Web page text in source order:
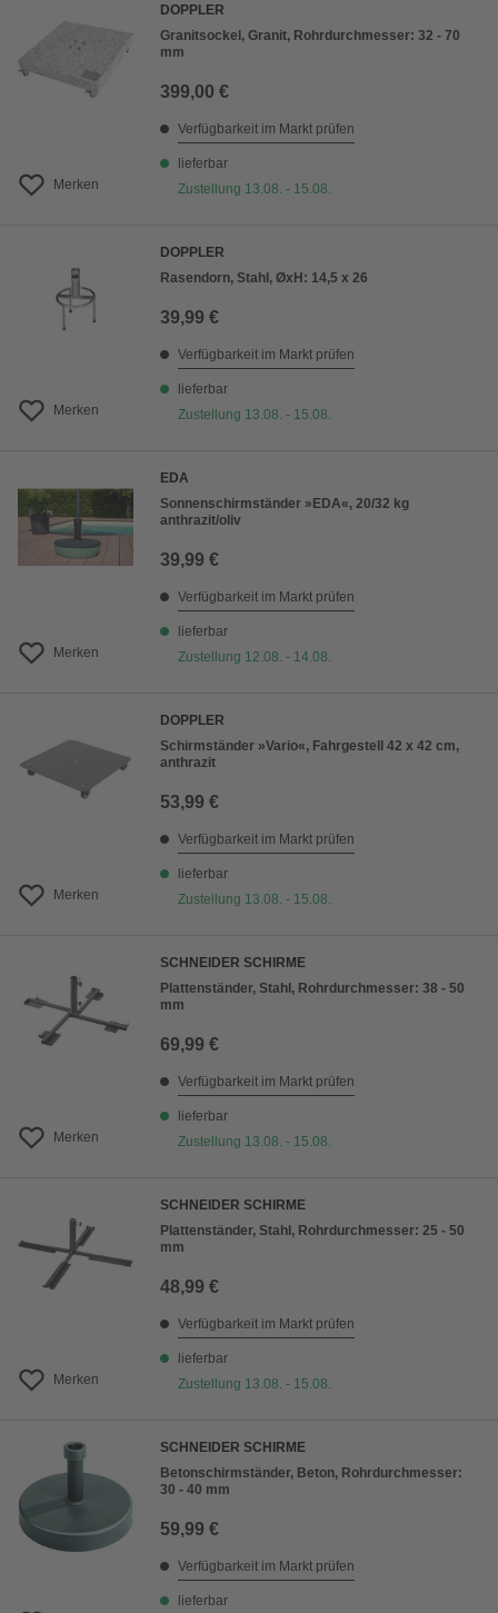
Merken
DOPPLER
Granitsockel, Granit, Rohrdurchmesser: 32 - 70
mm
399,00 €
Verfügbarkeit im Markt prüfen
lieferbar
Zustellung 13.08. - 15.08.
Merken
DOPPLER
Rasendorn, Stahl, ØxH: 14,5 x 26
39,99 €
Verfügbarkeit im Markt prüfen
lieferbar
Zustellung 13.08. - 15.08.
Merken
EDA
Sonnenschirmständer »EDA«, 20/32 kg
anthrazit/oliv
39,99 €
Verfügbarkeit im Markt prüfen
lieferbar
Zustellung 12.08. - 14.08.
Merken
DOPPLER
Schirmständer »Vario«, Fahrgestell 42 x 42 cm,
anthrazit
53,99 €
Verfügbarkeit im Markt prüfen
lieferbar
Zustellung 13.08. - 15.08.
Merken
SCHNEIDER SCHIRME
Plattenständer, Stahl, Rohrdurchmesser: 38 - 50
mm
69,99 €
Verfügbarkeit im Markt prüfen
lieferbar
Zustellung 13.08. - 15.08.
Merken
SCHNEIDER SCHIRME
Plattenständer, Stahl, Rohrdurchmesser: 25 - 50
mm
48,99 €
Verfügbarkeit im Markt prüfen
lieferbar
Zustellung 13.08. - 15.08.
SCHNEIDER SCHIRME
Betonschirmständer, Beton, Rohrdurchmesser:
30 - 40 mm
59,99 €
Verfügbarkeit im Markt prüfen
lieferbar